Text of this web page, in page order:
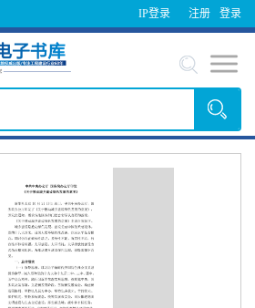
IP登录 登录
注册